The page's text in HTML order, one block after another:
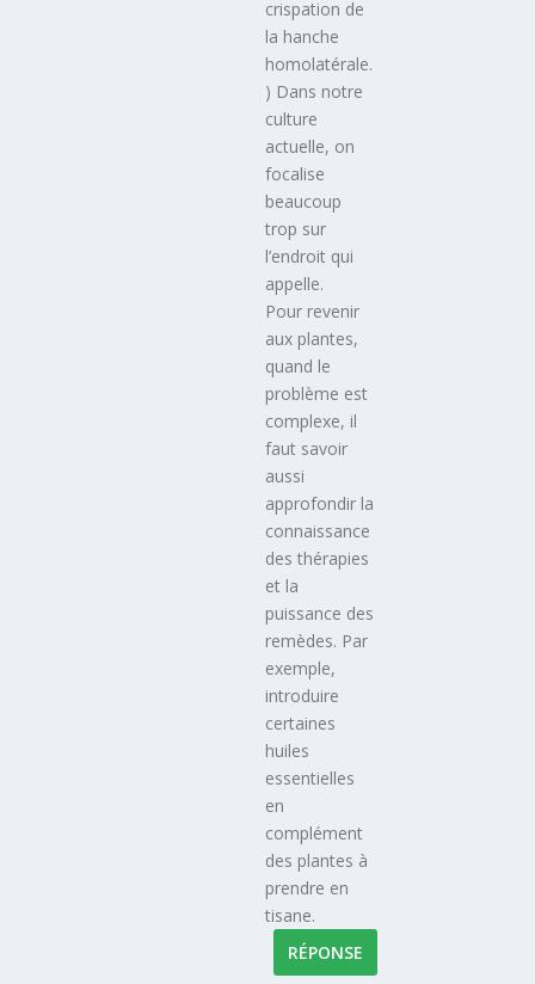
crispation de
la hanche
homolatérale.
) Dans notre
culture
actuelle, on
focalise
beaucoup
trop sur
l’endroit qui
appelle.
Pour revenir
aux plantes,
quand le
problème est
complexe, il
faut savoir
aussi
approfondir la
connaissance
des thérapies
et la
puissance des
remèdes. Par
exemple,
introduire
certaines
huiles
essentielles
en
complément
des plantes à
prendre en
tisane.
RÉPONSE